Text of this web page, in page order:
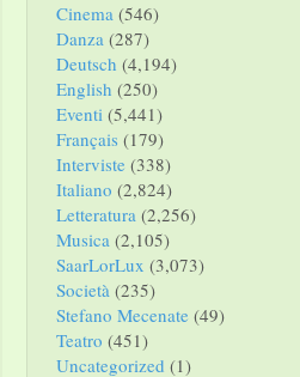
Cinema (546)
Danza (287)
Deutsch (4,194)
English (250)
Eventi (5,441)
Français (179)
Interviste (338)
Italiano (2,824)
Letteratura (2,256)
Musica (2,105)
SaarLorLux (3,073)
Società (235)
Stefano Mecenate (49)
Teatro (451)
Uncategorized (1)